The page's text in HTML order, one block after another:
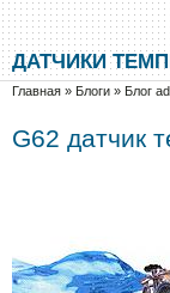
Перейти к основному
Skip to search
ДАТЧИКИ
Вы здесь
Главная » Блоги » Блог
G62 датчик